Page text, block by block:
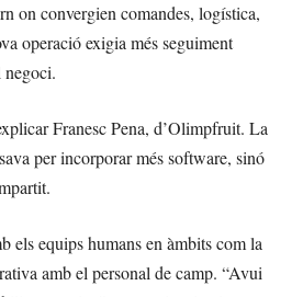
on convergien comandes, logística,
operació exigia més seguiment
negoci.
Franesc Pena, d’Olimpfruit. La
per incorporar més software, sinó
els equips humans en àmbits com la
amb el personal de camp. “Avui